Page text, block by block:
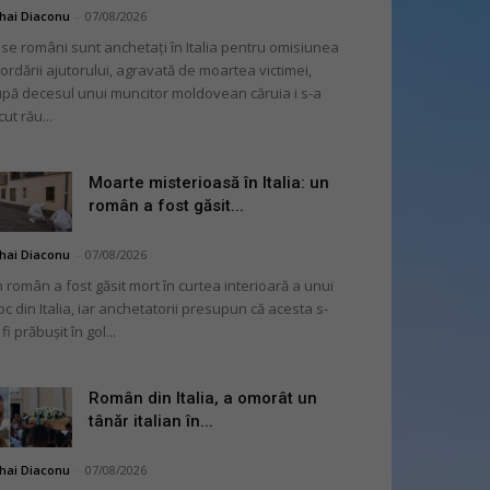
Diaconu 07/08/2026
români sunt anchetați în Italia pentru omisiunea
ajutorului, agravată de moartea victimei,
decesul unui muncitor moldovean căruia i s-a
rău...
Moarte misterioasă în Italia: un
român a fost găsit...
Diaconu 07/08/2026
român a fost găsit mort în curtea interioară a unui
din Italia, iar anchetatorii presupun că acesta s-
prăbușit în gol...
Român din Italia, a omorât un
tânăr italian în...
Diaconu 07/08/2026